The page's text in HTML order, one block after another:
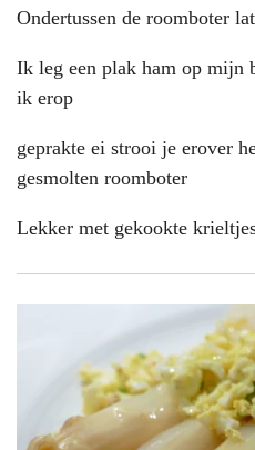
Ondertussen de roomboter
Ik leg een plak ham op mijn
ik erop
geprakte ei strooi je erover
gesmolten roomboter
Lekker met gekookte